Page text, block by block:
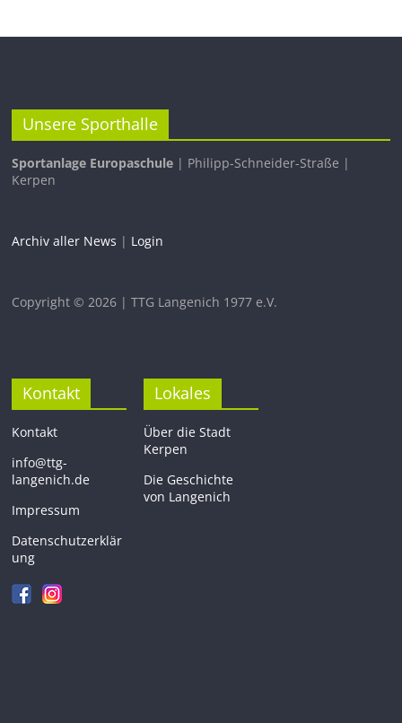
Unsere Sporthalle
Sportanlage Europaschule | Philipp-Schneider-Straße |
Kerpen
Archiv aller News | Login
Copyright © 2026 | TTG Langenich 1977 e.V.
Kontakt
Kontakt
info@ttg-
langenich.de
Impressum
Datenschutzerklär
ung
Lokales
Über die Stadt
Kerpen
Die Geschichte
von Langenich